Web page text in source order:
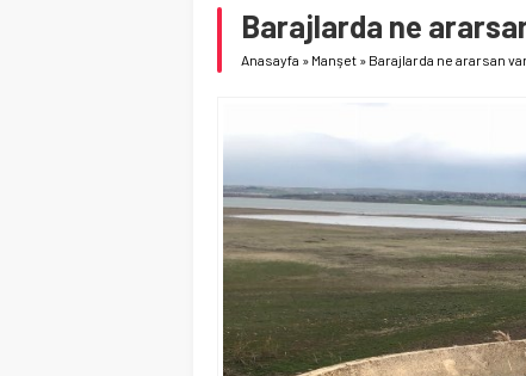
Barajlarda ne
Anasayfa » Manşet » Barajlarda ne ararsan